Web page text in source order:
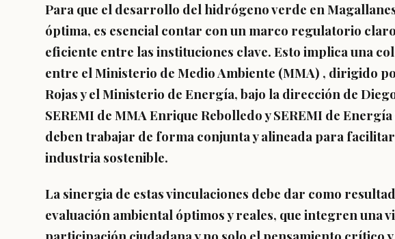
Para que el desarrollo del hidrógeno verde en
óptima, es esencial contar con un marco regulatorio
eficiente entre las instituciones clave. Esto implica una
entre el Ministerio de Medio Ambiente (MMA) , dirigido
Rojas y el Ministerio de Energía, bajo la dirección de
SEREMI de MMA Enrique Rebolledo y SEREMI de
deben trabajar de forma conjunta y alineada para facilitar
industria sostenible.
La sinergia de estas vinculaciones debe dar como
evaluación ambiental óptimos y reales, que integren una